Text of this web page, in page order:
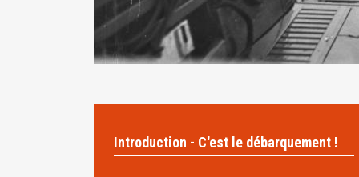
Introduction - C'est le débarquement !